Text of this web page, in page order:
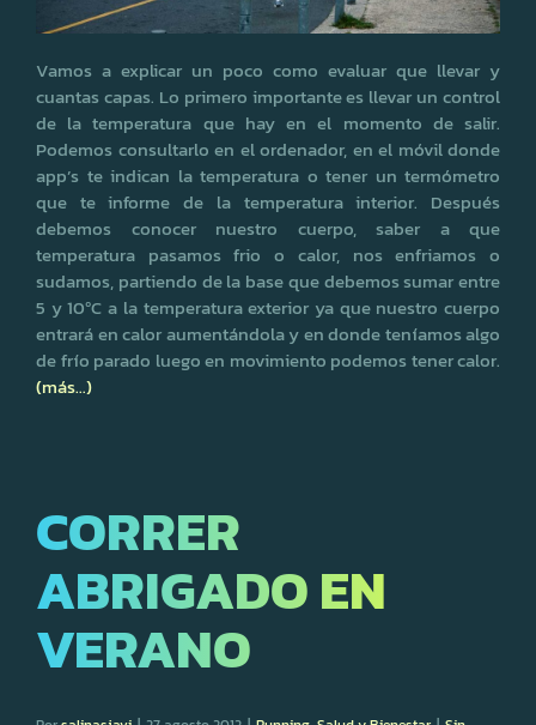
Vamos a explicar un poco como evaluar que llevar y
cuantas capas. Lo primero importante es llevar un control
de la temperatura que hay en el momento de salir.
Podemos consultarlo en el ordenador, en el móvil donde
app’s te indican la temperatura o tener un termómetro
que te informe de la temperatura interior. Después
debemos conocer nuestro cuerpo, saber a que
temperatura pasamos frio o calor, nos enfriamos o
sudamos, partiendo de la base que debemos sumar entre
5 y 10ºC a la temperatura exterior ya que nuestro cuerpo
entrará en calor aumentándola y en donde teníamos algo
de frío parado luego en movimiento podemos tener calor.
(más…)
CORRER
ABRIGADO EN
VERANO